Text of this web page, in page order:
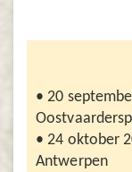
• 20
• 24 oktober
Antwerpen